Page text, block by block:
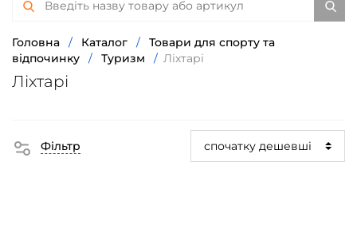
Головна / Каталог /
Товари для спорту та
відпочинку
/ Туризм / Ліхтарі
Ліхтарі
Фільтр